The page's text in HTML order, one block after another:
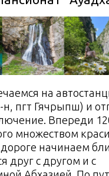
120 км.
водопады
Мзы, хребет
Пыв - озеро